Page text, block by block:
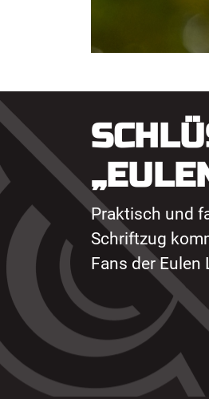
Praktisch und
Schriftzug
Fans der Eulen